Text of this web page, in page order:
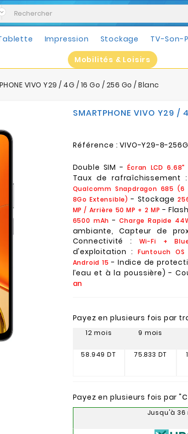
Impression Stockage TV-Son-
Mobilités & Loisirs
VIVO Y29 / 4G / 16 Go / 256 Go / Blanc
SMARTPHONE VIVO Y29
Référence : VIVO-Y29-8-
Double SIM -Écran LCD
Taux de rafraîchissement :
Qualcomm Snapdragon 685 (6
8Go Extensible) - Stockage
MP / Arrière 50 MP + 2 MP -
6500 mAh -Charge Rapide
ambiante, Capteur de
Connectivité :
Wi-Fi +
d'exploitation :
Funtouch OS
Android 15 - Indice de
l’eau et à la poussière) -
an
Payez en plusieurs fois par
12 mois
58.949 DT
9 mois
75.833 DT
Payez en plusieurs fois par "
Jusqu'à 36